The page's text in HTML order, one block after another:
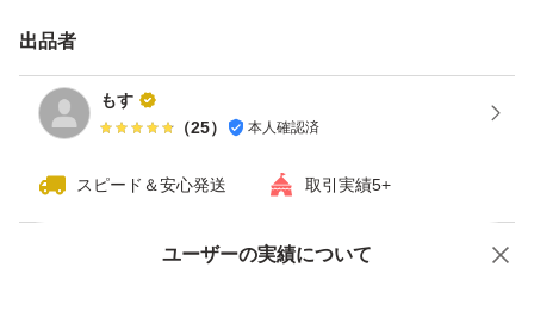
出品者
もす
（25） 本人確認済
スピード＆安心発送 取引実績5+
ユーザーの実績について
価格の相談 商品への質問